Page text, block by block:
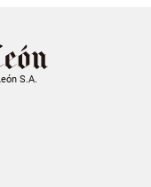
S.A.